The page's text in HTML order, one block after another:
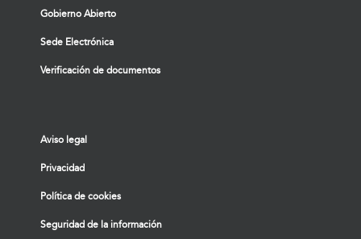
Gobierno Abierto
Sede Electrónica
Verificación de documentos
Aviso legal
Privacidad
Política de cookies
Seguridad de la información